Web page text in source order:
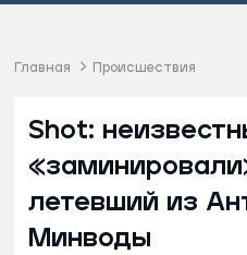
Главная Происшествия
Shot:
летевший из
Минводы